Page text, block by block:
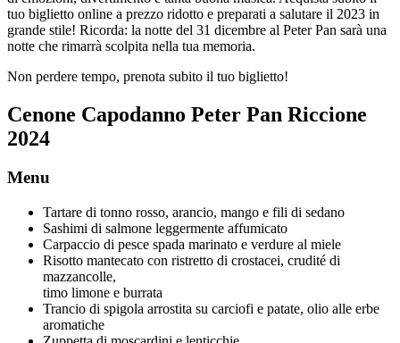
tuo biglietto online a prezzo ridotto e preparati a salutare il 2023 in
grande stile! Ricorda: la notte del 31 dicembre al Peter Pan sarà una
notte che rimarrà scolpita nella tua memoria.
Non perdere tempo, prenota subito il tuo biglietto!
Cenone Capodanno Peter Pan Riccione
2024
Menu
Tartare di tonno rosso, arancio, mango e fili di sedano
Sashimi di salmone leggermente affumicato
Carpaccio di pesce spada marinato e verdure al miele
Risotto mantecato con ristretto di crostacei, crudité di
mazzancolle,
timo limone e burrata
Trancio di spigola arrostita su carciofi e patate, olio alle erbe
aromatiche